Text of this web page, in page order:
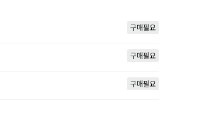
구매필요
구매필요
구매필요